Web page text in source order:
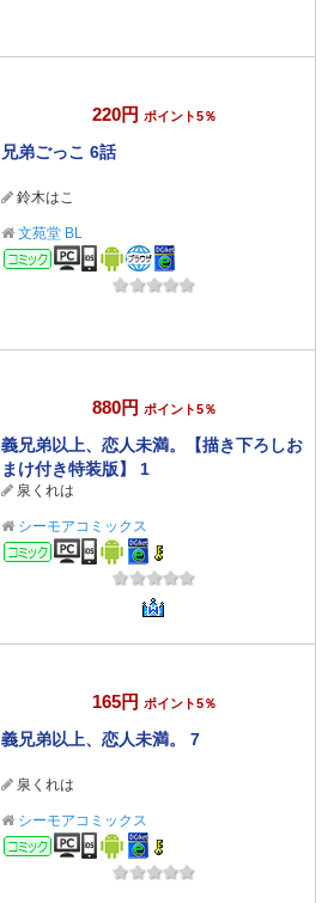
220円 ポイント5％
兄弟ごっこ 6話
鈴木はこ
文苑堂 BL
コミック
880円 ポイント5％
義兄弟以上、恋人未満。【描き下ろしお
まけ付き特装版】 1
泉くれは
シーモアコミックス
コミック
165円 ポイント5％
義兄弟以上、恋人未満。 7
泉くれは
シーモアコミックス
コミック